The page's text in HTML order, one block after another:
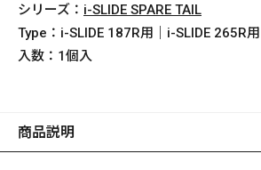
シリーズ： i-SLIDE SPARE TAIL
Type： i-SLIDE 187R用｜i-SLIDE 265R用
入数： 1個入
商品説明